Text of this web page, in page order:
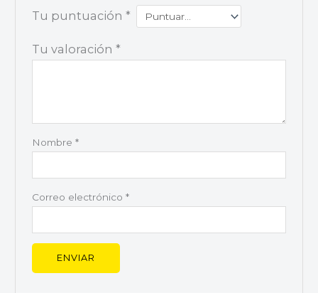
Tu puntuación *
Tu valoración *
Nombre *
Correo electrónico *